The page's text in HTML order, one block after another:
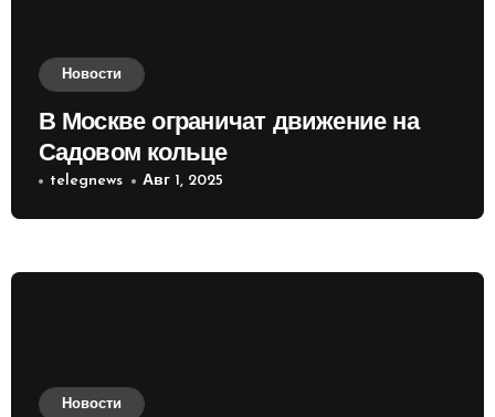
Новости
В Москве ограничат движение на
Садовом кольце
telegnews Авг 1, 2025
Новости